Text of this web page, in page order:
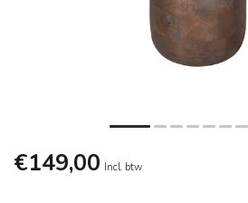
€149,00 Incl. btw